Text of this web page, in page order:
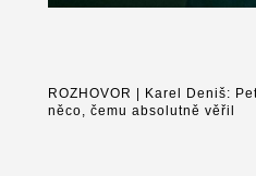
ROZHOVOR | Karel Deniš:
něco, čemu absolutně věřil